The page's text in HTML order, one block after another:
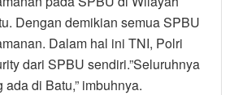
Dengan demikian semua SPBU
Dalam hal ini TNI, Polri
dari SPBU sendiri.”Seluruhnya
di Batu,” imbuhnya.